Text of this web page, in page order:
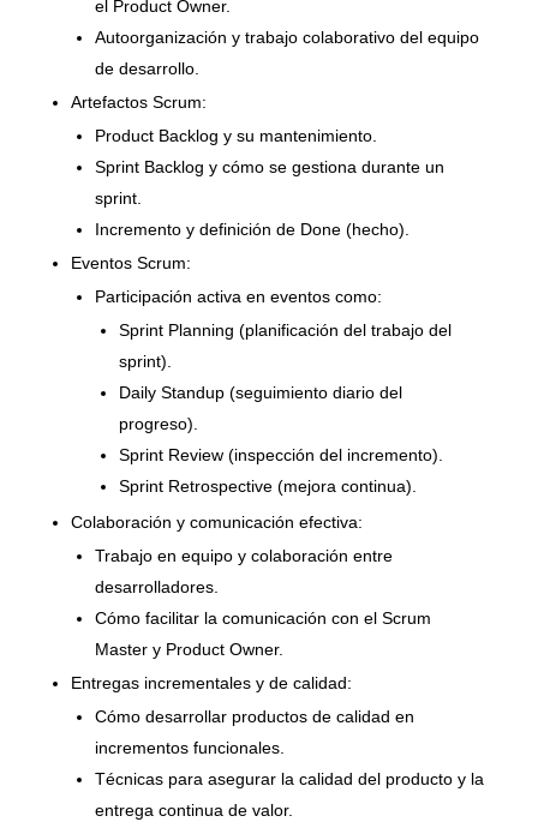
el Product Owner.
Autoorganización y trabajo colaborativo del equipo
de desarrollo.
Artefactos Scrum:
Product Backlog y su mantenimiento.
Sprint Backlog y cómo se gestiona durante un
sprint.
Incremento y definición de Done (hecho).
Eventos Scrum:
Participación activa en eventos como:
Sprint Planning (planificación del trabajo del
sprint).
Daily Standup (seguimiento diario del
progreso).
Sprint Review (inspección del incremento).
Sprint Retrospective (mejora continua).
Colaboración y comunicación efectiva:
Trabajo en equipo y colaboración entre
desarrolladores.
Cómo facilitar la comunicación con el Scrum
Master y Product Owner.
Entregas incrementales y de calidad:
Cómo desarrollar productos de calidad en
incrementos funcionales.
Técnicas para asegurar la calidad del producto y la
entrega continua de valor.